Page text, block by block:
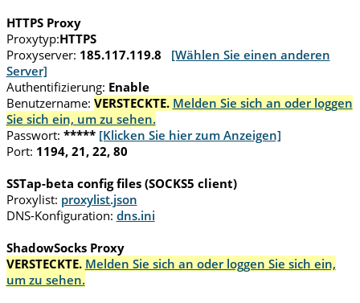
HTTPS Proxy
Proxytyp:HTTPS
Proxyserver: 185.117.119.8
[Wählen Sie einen anderen
Server]
Authentifizierung: Enable
Benutzername: VERSTECKTE. Melden Sie sich an oder loggen
Sie sich ein, um zu sehen.
Passwort: ***** [Klicken Sie hier zum Anzeigen]
Port: 1194, 21, 22, 80
SSTap-beta config files (SOCKS5 client)
Proxylist: proxylist.json
DNS-Konfiguration: dns.ini
ShadowSocks Proxy
VERSTECKTE. Melden Sie sich an oder loggen Sie sich ein,
um zu sehen.